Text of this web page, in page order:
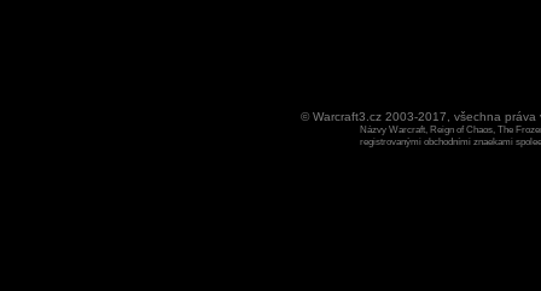
© Warcraft3.cz 2003-2017, všechna
Názvy Warcraft, Reign of Chaos, The
registrovanými obchodními znaekami